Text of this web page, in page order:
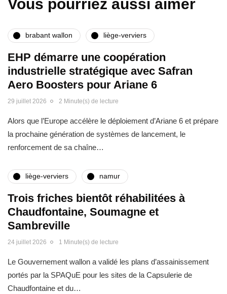
Vous pourriez aussi aimer
brabant wallon liège-verviers
EHP démarre une coopération
industrielle stratégique avec Safran
Aero Boosters pour Ariane 6
29 juillet 2026 2 Minute(s) de lecture
Alors que l’Europe accélère le déploiement d’Ariane 6 et prépare
la prochaine génération de systèmes de lancement, le
renforcement de sa chaîne…
liège-verviers namur
Trois friches bientôt réhabilitées à
Chaudfontaine, Soumagne et
Sambreville
24 juillet 2026 1 Minute(s) de lecture
Le Gouvernement wallon a validé les plans d’assainissement
portés par la SPAQuE pour les sites de la Capsulerie de
Chaudfontaine et du…